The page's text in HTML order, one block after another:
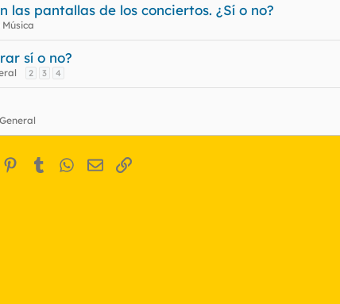
las pantallas de los conciertos. ¿Sí o no?
Música
sí o no?
2 3 4
Pinterest
Tumblr WhatsApp
EmailEnlace